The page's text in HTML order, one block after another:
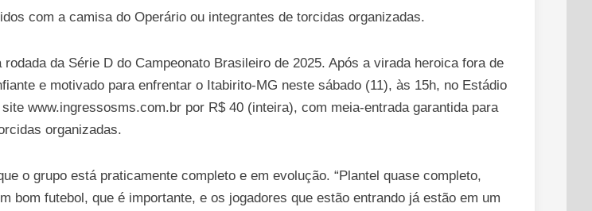
com a camisa do Operário ou integrantes de torcidas organizadas.
da Série D do Campeonato Brasileiro de 2025. Após a virada heroica fora de
e motivado para enfrentar o Itabirito-MG neste sábado (11), às 15h, no Estádio
www.ingressosms.com.br por R$ 40 (inteira), com meia-entrada garantida para
organizadas.
o grupo está praticamente completo e em evolução. “Plantel quase completo,
bom futebol, que é importante, e os jogadores que estão entrando já estão em um